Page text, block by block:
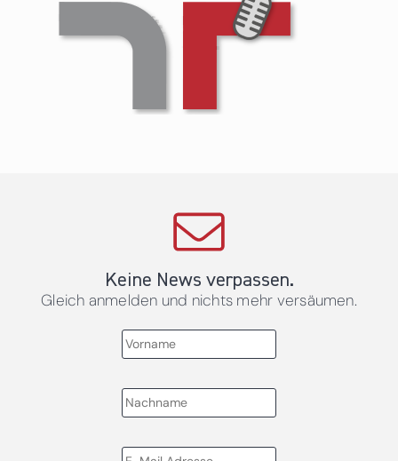
Keine News verpassen.
Gleich anmelden und nichts mehr versäumen.